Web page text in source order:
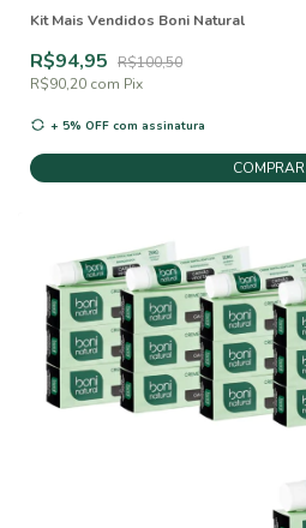
Kit Mais Vendidos Boni Natural
R$94,95 R$100,50
R$90,20 com Pix
+ 5% OFF com assinatura
COMPRAR